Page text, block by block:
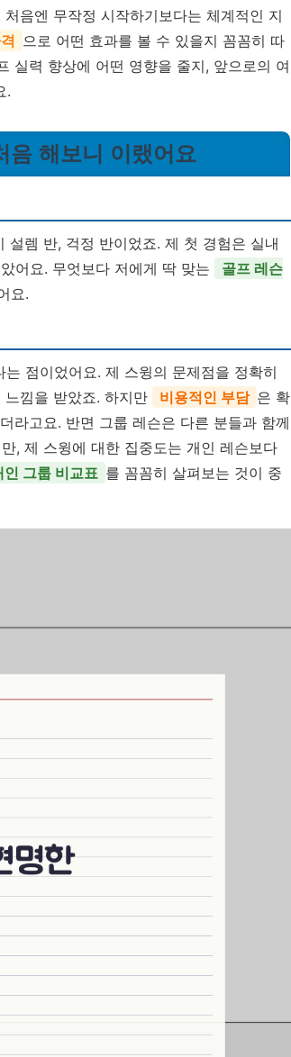
음엔 무작정 시작하기보다는 체계적인 지
으로 어떤 효과를 볼 수 있을지 꼼꼼히 따
실력 향상에 어떤 영향을 줄지, 앞으로의 여
.
음 해보니 이랬어요
렘 반, 걱정 반이었죠. 제 첫 경험은 실내
어요. 무엇보다 저에게 딱 맞는
골프 레슨
요.
점이었어요. 제 스윙의 문제점을 정확히
낌을 받았죠. 하지만
비용적인 부담 은 확
라고요. 반면 그룹 레슨은 다른 분들과 함께
, 제 스윙에 대한 집중도는 개인 레슨보다
그룹 비교표 를 꼼꼼히 살펴보는 것이 중